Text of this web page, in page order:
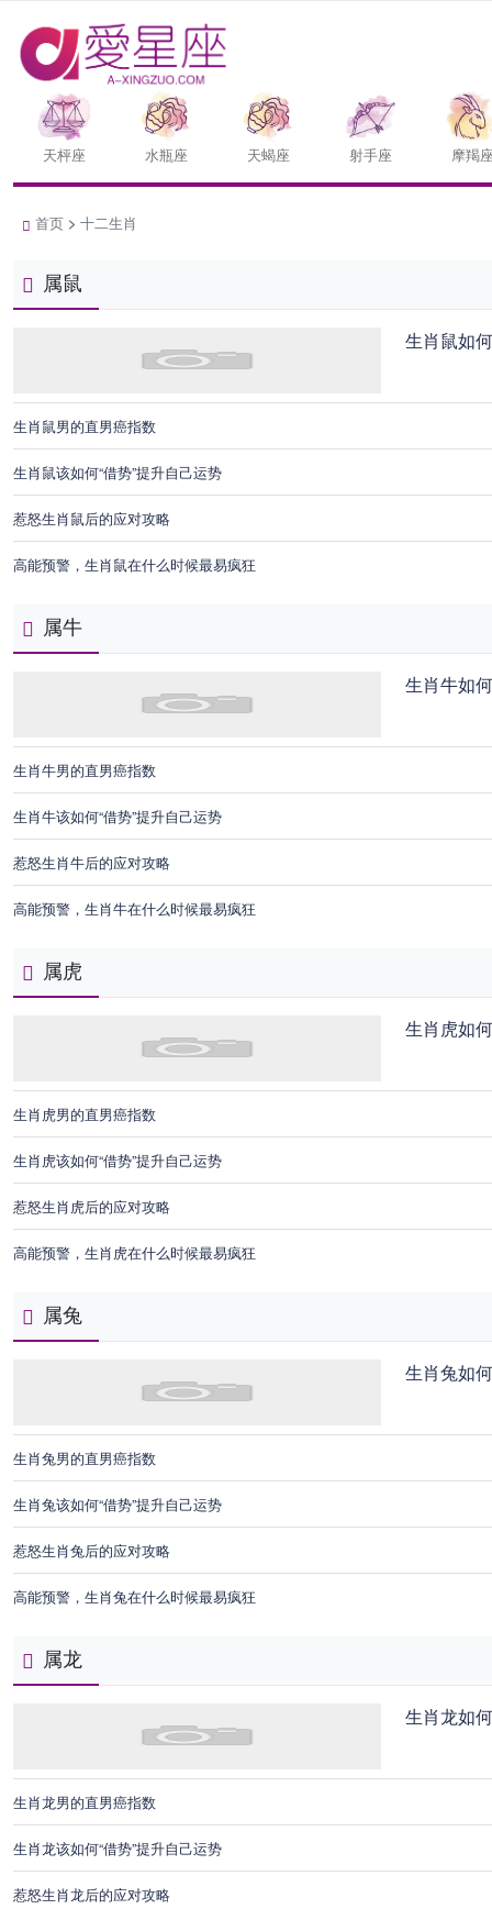
天枰座 水瓶座 天蝎座 射手座 摩羯
首页 > 十二生肖
属鼠
生肖鼠如
生肖鼠男的直男癌指数
生肖鼠该如何“借势”提升自己运势
惹怒生肖鼠后的应对攻略
高能预警，生肖鼠在什么时候最易疯狂
属牛
生肖牛如
生肖牛男的直男癌指数
生肖牛该如何“借势”提升自己运势
惹怒生肖牛后的应对攻略
高能预警，生肖牛在什么时候最易疯狂
属虎
生肖虎如
生肖虎男的直男癌指数
生肖虎该如何“借势”提升自己运势
惹怒生肖虎后的应对攻略
高能预警，生肖虎在什么时候最易疯狂
属兔
生肖兔如
生肖兔男的直男癌指数
生肖兔该如何“借势”提升自己运势
惹怒生肖兔后的应对攻略
高能预警，生肖兔在什么时候最易疯狂
属龙
生肖龙如
生肖龙男的直男癌指数
生肖龙该如何“借势”提升自己运势
惹怒生肖龙后的应对攻略